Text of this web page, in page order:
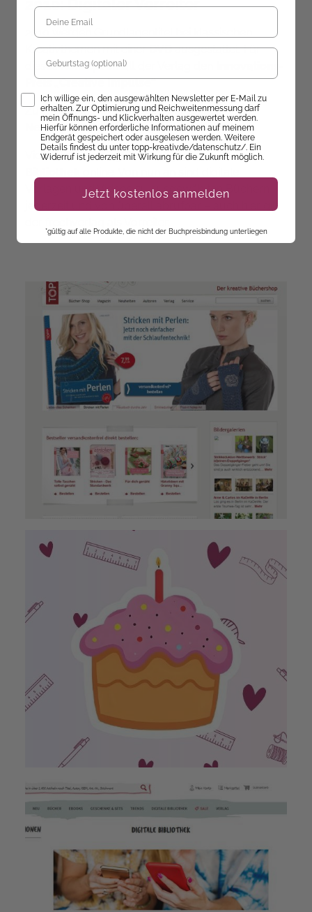
2010: Digitaler Vorreiter
2010 werden Grundlagentitel bei klassischen
Kreativthemen mit einerDVDausgestattet. Für
dieses Konzept erhält der Verlag den
Preis „Creative Impulse“.
Zur gleichen Zeit wird auch der ersteE-Mail
Newsletteran Kreativbegeisterte verschickt.
Vier Jahre später geht dieDigitale
Vorlagen und Videos zu ausgewählten Büchern
jederzeit und von überall abrufbar – auch hier gilt
Geburtstag
Opt-InIch willige ein, den ausgewählten Newsletter per E-Mail zu
erhalten. Zur Optimierung und Reichweitenmessung darf
mein Öffnungs- und Klickverhalten ausgewertet werden.
Hierfür können erforderliche Informationen auf meinem
Endgerät gespeichert oder ausgelesen werden. Weitere
Details findest du unter topp-kreativ.de/datenschutz/. Ein
Widerruf ist jederzeit mit Wirkung für die Zukunft möglich.
Jetzt kostenlos anmelden
*gültig auf alle Produkte, die nicht der Buchpreisbindung unterliegen